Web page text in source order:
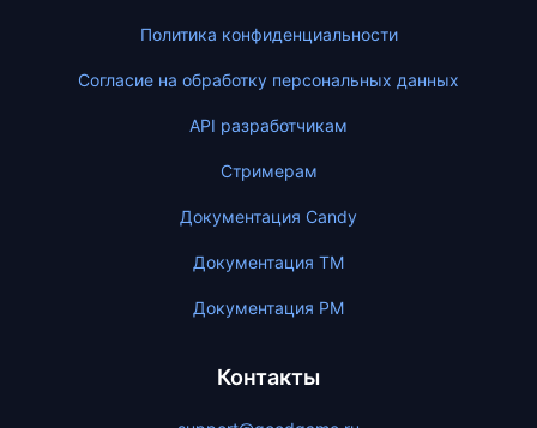
Политика конфиденциальности
Согласие на обработку персональных данных
API разработчикам
Стримерам
Документация Candy
Документация ТМ
Документация PM
Контакты